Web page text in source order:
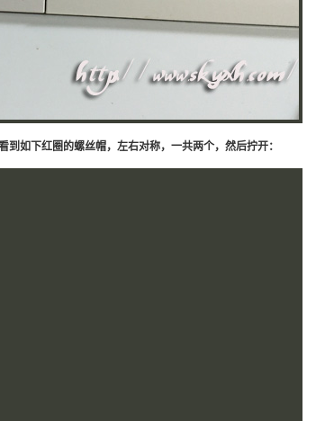
如下红圈的螺丝帽，左右对称，一共两个，然后拧开：